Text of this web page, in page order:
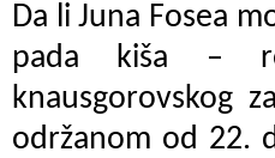
Da li Juna Fosea
pada kiša –
knausgorovskog
održanom od 22.